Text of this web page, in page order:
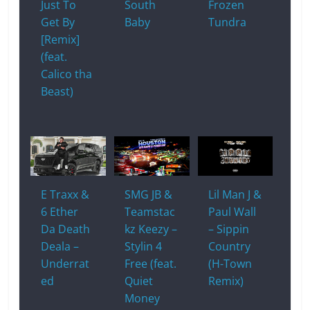
Just To
Get By
[Remix]
(feat.
Calico tha
Beast)
South
Baby
Frozen
Tundra
E Traxx &
6 Ether
Da Death
Deala –
Underrat
ed
SMG JB &
Teamstac
kz Keezy –
Stylin 4
Free (feat.
Quiet
Money
Lil Man J &
Paul Wall
– Sippin
Country
(H-Town
Remix)